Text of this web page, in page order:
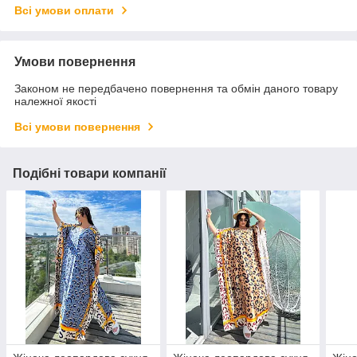
Всі умови оплати
Умови повернення
Законом не передбачено повернення та обмін даного товару
належної якості
Всі умови повернення
Подібні товари компанії